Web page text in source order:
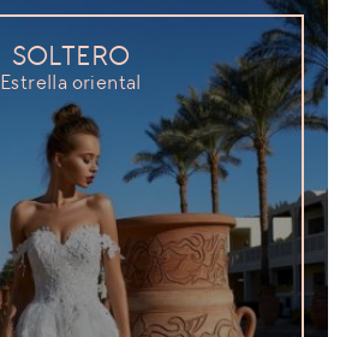
SOLTERO
Estrella oriental